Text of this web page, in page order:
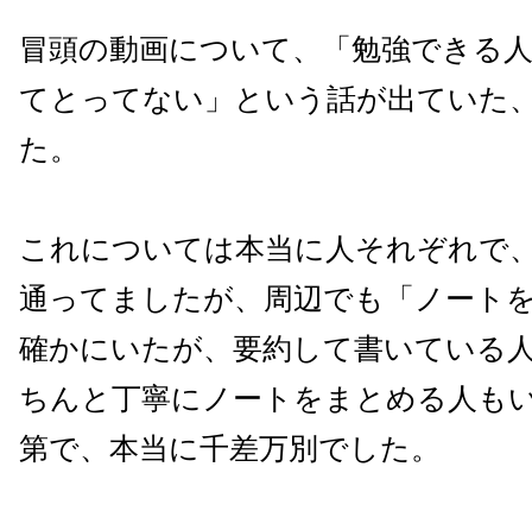
冒頭の動画について、「勉強できる
てとってない」という話が出ていた
た。
これについては本当に人それぞれで
通ってましたが、周辺でも「ノート
確かにいたが、要約して書いている
ちんと丁寧にノートをまとめる人も
第で、本当に千差万別でした。